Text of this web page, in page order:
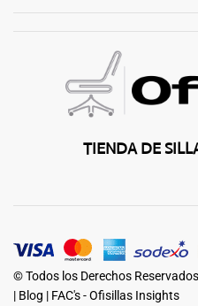
TIENDA DE
© Todos los Derechos
| Blog | FAC's - Ofisillas Insights